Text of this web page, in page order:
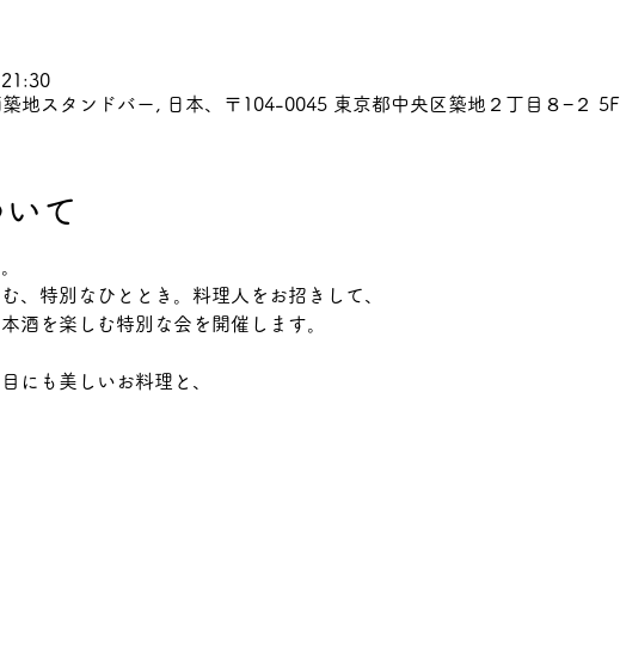
地スタンドバー, 日本、〒104-0045 東京都中央区築地２丁目８−２ 5F
て
、特別なひととき。料理人をお招きして、
酒を楽しむ特別な会を開催します。
にも美しいお料理と、